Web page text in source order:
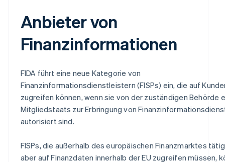
Anbieter von
Finanzinformationen
FIDA führt eine neue Kategorie von
Finanzinformationsdienstleistern (FISPs) ein, die auf
zugreifen können, wenn sie von der zuständigen Behörde
Mitgliedstaats zur Erbringung von
autorisiert sind.
FISPs, die außerhalb des europäischen Finanzmarktes
aber auf Finanzdaten innerhalb der EU zugreifen müssen,